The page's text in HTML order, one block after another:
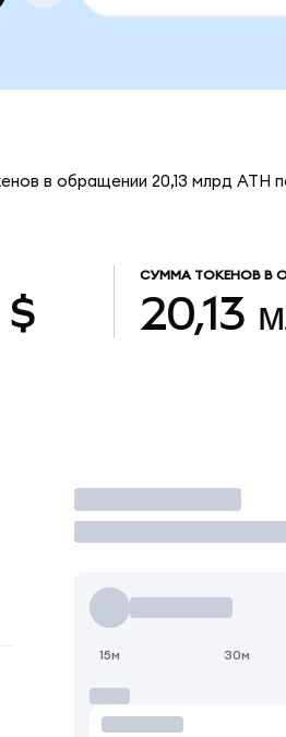
в обращении 20,13 млрд ATH
СУММА ТОКЕНОВ В
20,13
Торговать
15м 30м